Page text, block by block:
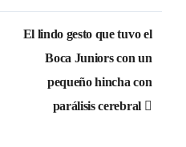
El lindo gesto que tuvo el
Boca Juniors con un
pequeño hincha con
parálisis cerebral